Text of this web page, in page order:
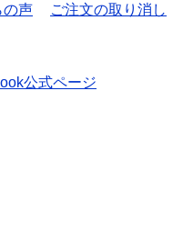
の声 ご注文の取り消し
公式ページ